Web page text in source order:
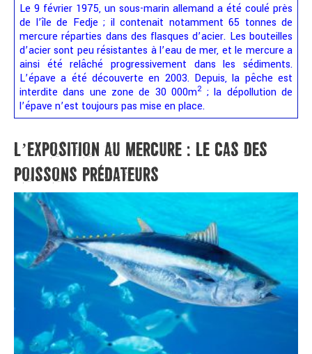
Le 9 février 1975, un sous-marin allemand a été coulé près
de l’île de Fedje ; il contenait notamment 65 tonnes de
mercure réparties dans des flasques d’acier. Les bouteilles
d’acier sont peu résistantes à l’eau de mer, et le mercure a
ainsi été relâché progressivement dans les sédiments.
L’épave a été découverte en 2003. Depuis, la pêche est
interdite dans une zone de 30 000m2; la dépollution de
l’épave n’est toujours pas mise en place.
L’EXPOSITION AU MERCURE : LE CAS DES
POISSONS PRÉDATEURS